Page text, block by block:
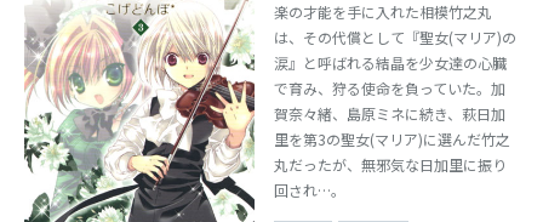
楽の才能を手に入れた相模竹之丸
は、その代償として『聖女(マリア)の
涙』と呼ばれる結晶を少女達の心臓
で育み、狩る使命を負っていた。加
賀奈々緒、島原ミネに続き、萩日加
里を第3の聖女(マリア)に選んだ竹之
丸だったが、無邪気な日加里に振り
回され…。